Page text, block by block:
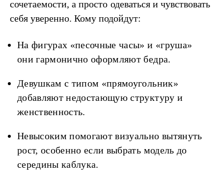
сочетаемости, а просто одеваться и чувствовать
себя уверенно. Кому подойдут:
На фигурах «песочные часы» и «груша»
они гармонично оформляют бедра.
Девушкам с типом «прямоугольник»
добавляют недостающую структуру и
женственность.
Невысоким помогают визуально вытянуть
рост, особенно если выбрать модель до
середины каблука.